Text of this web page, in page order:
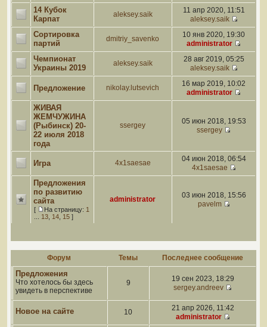
14 Кубок
Карпат
aleksey.saik
11 апр 2020, 11:51
aleksey.saik
Сортировка
партий
dmitriy_savenko
10 янв 2020, 19:30
administrator
Чемпионат
Украины 2019
aleksey.saik
28 авг 2019, 05:25
aleksey.saik
Предложение nikolay.lutsevich
16 мар 2019, 10:02
administrator
ЖИВАЯ
ЖЕМЧУЖИНА
(Рыбинск) 20-
22 июля 2018
года
ssergey
05 июн 2018, 19:53
ssergey
Игра 4x1saesae
04 июн 2018, 06:54
4x1saesae
Предложения
по развитию
сайта
[ На страницу: 1
13 14 15 ]
administrator
03 июн 2018, 15:56
pavelm
Форум Темы Последнее сообщение
Предложения
Что хотелось бы здесь
увидеть в перспективе
9
19 сен 2023, 18:29
sergey.andreev
Новое на сайте 10
21 апр 2026, 11:42
administrator